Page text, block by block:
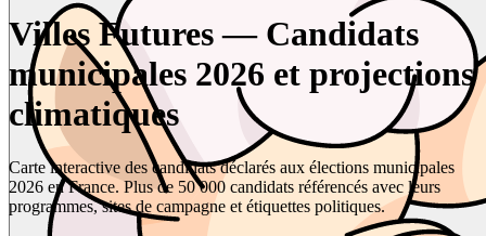
Villes Futures — Candidats
municipales 2026 et projections
climatiques
Carte interactive des candidats déclarés aux élections municipales
2026 en France. Plus de 50 000 candidats référencés avec leurs
programmes, sites de campagne et étiquettes politiques.